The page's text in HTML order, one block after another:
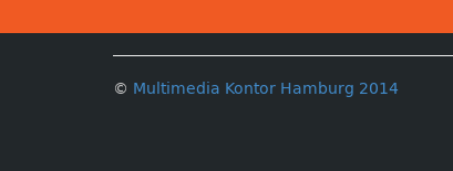
© Multimedia Kontor Hamburg 2014